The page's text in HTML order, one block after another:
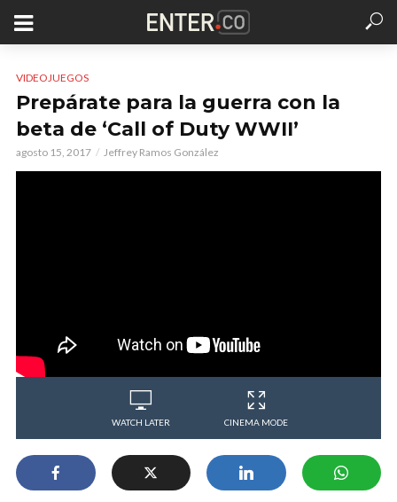
VIDEOJUEGOS
Prepárate para la guerra con la
beta de ‘Call of Duty WWII’
agosto 15, 2017 Jeffrey Ramos González
WATCH LATER CINEMA MODE